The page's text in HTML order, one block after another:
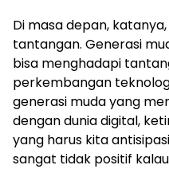
Di masa depan,
tantangan. Generasi
bisa menghadapi
perkembangan
generasi muda yang
dengan dunia digital,
yang harus kita
sangat tidak positif